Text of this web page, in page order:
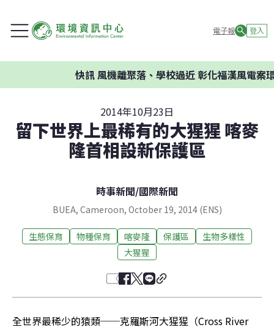
電子報 登入
快訊風機離聚落、學校過近 彰化福漢風電案環
2014年10月23日
留下世界上最稀有的大猩猩 喀麥
隆首相設新保護區
時事新聞/國際新聞
BUEA, Cameroon, October 19, 2014 (ENS)
生態保育 物種保育 喀麥隆 保護區
生物多樣性
大猩猩
全世界最稀少的猿類──克羅斯河大猩猩（Cross River